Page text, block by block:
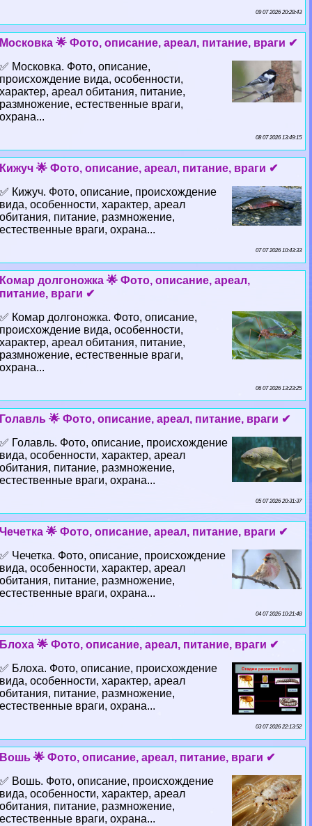
09 07 2026 20:28:43
Московка 🌟 Фото, описание, ареал, питание, враги ✔
✅ Московка. Фото, описание,
происхождение вида, особенности,
хаpaктер, ареал обитания, питание,
размножение, естественные враги,
охрана...
08 07 2026 13:49:15
Кижуч 🌟 Фото, описание, ареал, питание, враги ✔
✅ Кижуч. Фото, описание, происхождение
вида, особенности, хаpaктер, ареал
обитания, питание, размножение,
естественные враги, охрана...
07 07 2026 10:43:33
Комар долгоножка 🌟 Фото, описание, ареал,
питание, враги ✔
✅ Комар долгоножка. Фото, описание,
происхождение вида, особенности,
хаpaктер, ареал обитания, питание,
размножение, естественные враги,
охрана...
06 07 2026 13:23:25
Голавль 🌟 Фото, описание, ареал, питание, враги ✔
✅ Голавль. Фото, описание, происхождение
вида, особенности, хаpaктер, ареал
обитания, питание, размножение,
естественные враги, охрана...
05 07 2026 20:31:37
Чечетка 🌟 Фото, описание, ареал, питание, враги ✔
✅ Чечетка. Фото, описание, происхождение
вида, особенности, хаpaктер, ареал
обитания, питание, размножение,
естественные враги, охрана...
04 07 2026 10:21:48
Блоха 🌟 Фото, описание, ареал, питание, враги ✔
✅ Блоха. Фото, описание, происхождение
вида, особенности, хаpaктер, ареал
обитания, питание, размножение,
естественные враги, охрана...
03 07 2026 22:13:52
Вошь 🌟 Фото, описание, ареал, питание, враги ✔
✅ Вошь. Фото, описание, происхождение
вида, особенности, хаpaктер, ареал
обитания, питание, размножение,
естественные враги, охрана...